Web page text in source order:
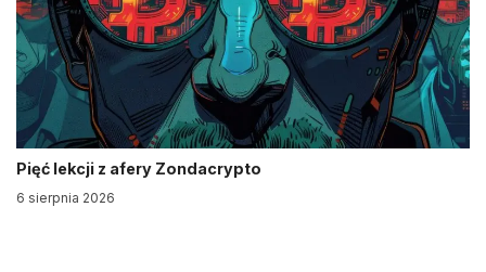
Pięć lekcji z afery Zondacrypto
6 sierpnia 2026